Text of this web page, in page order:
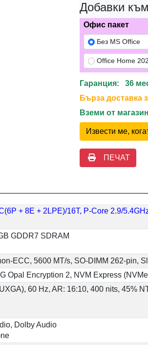
Добавки
Офис пакет
Без MS Office
Office Home
Гаранция: 36
Бърза доставка
Вземи от
Извести ме,
ПЕЧАТ
+ 8E + 2LPE)/16T, P-Core 2.9/
GDDR7 SDRAM
ECC, 5600 MT/s, SO-DIMM 262-pin,
Opal Encryption 2, NVM Express
60 Hz, AR: 16:10, 400 nits, 45%
Dolby Audio